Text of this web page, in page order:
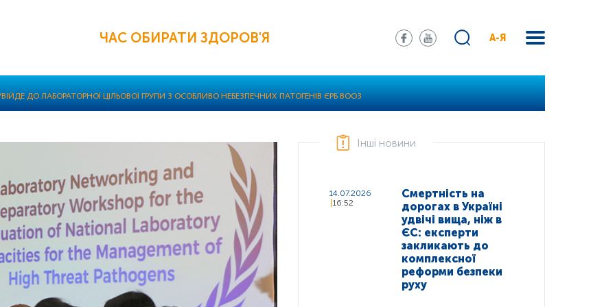
ЧАС ОБИРАТИ ЗДОРОВ'Я А-Я
ДО ЛАБОРАТОРНОЇ ЦІЛЬОВОЇ ГРУПИ З ОСОБЛИВО НЕБЕЗПЕЧНИХ ПАТОГЕНІВ ЄРБ ВООЗ
Інші новини
14.07.2026
16:52
Смертність на
дорогах в Україні
удвічі вища, ніж в
ЄС: експерти
закликають до
комплексної
реформи безпеки
руху